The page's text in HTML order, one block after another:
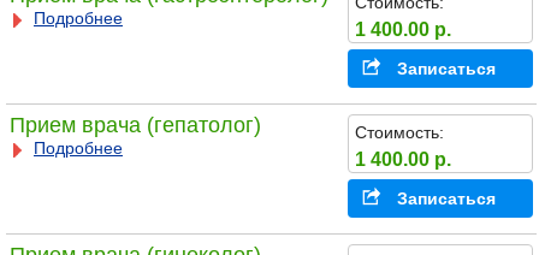
Подробнее
1 400.00 р.
Записаться
Прием врача (гепатолог)
Подробнее
Стоимость:
1 400.00 р.
Записаться